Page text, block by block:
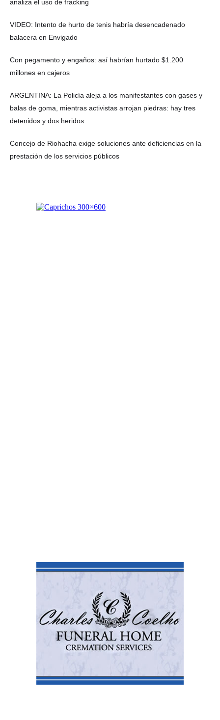
analiza el uso de fracking
VIDEO: Intento de hurto de tenis habría desencadenado
balacera en Envigado
Con pegamento y engaños: así habrían hurtado $1.200
millones en cajeros
ARGENTINA: La Policía aleja a los manifestantes con gases y
balas de goma, mientras activistas arrojan piedras: hay tres
detenidos y dos heridos
Concejo de Riohacha exige soluciones ante deficiencias en la
prestación de los servicios públicos